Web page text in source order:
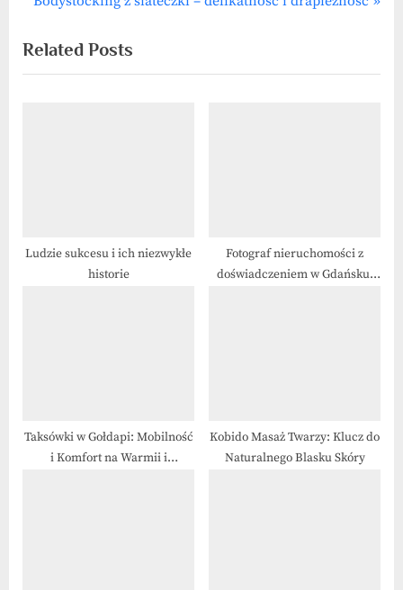
i
o
:
x
t
Related Posts
Ludzie sukcesu i ich niezwykłe
historie
Fotograf nieruchomości z
doświadczeniem w Gdańsku,
Taksówki w Gołdapi: Mobilność
i Komfort na Warmii i
Kobido Masaż Twarzy: Klucz do
Naturalnego Blasku Skóry